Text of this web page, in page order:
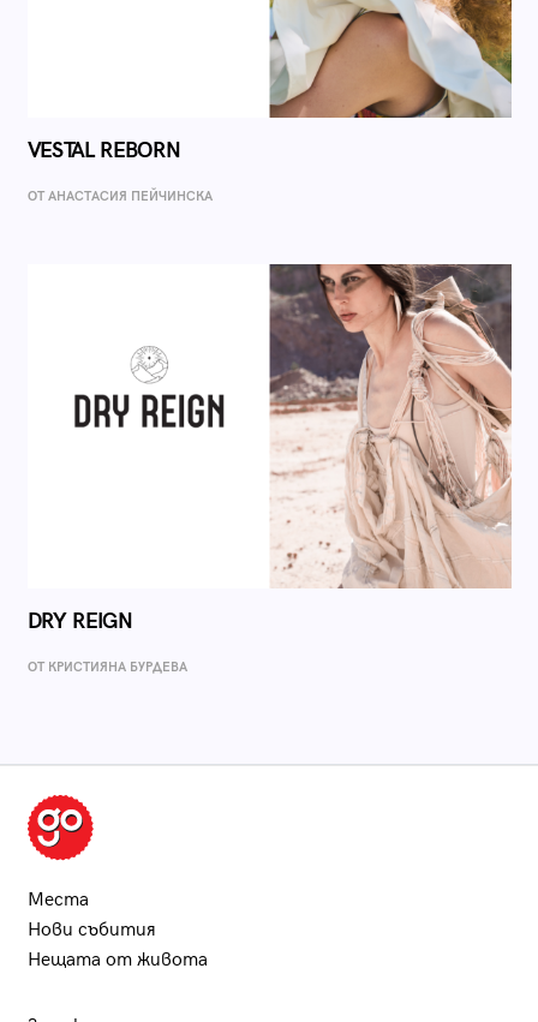
VESTAL REBORN
ОТ AНАСТАСИЯ ПЕЙЧИНСКА
DRY REIGN
ОТ КРИСТИЯНА БУРДЕВА
Места
Нови събития
Нещата от живота